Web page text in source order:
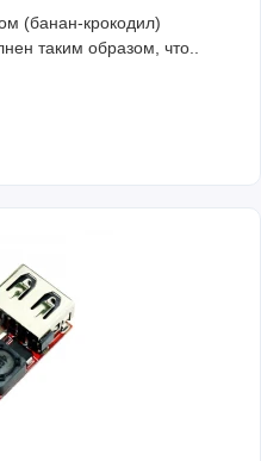
(банан-крокодил)
таким образом, что..